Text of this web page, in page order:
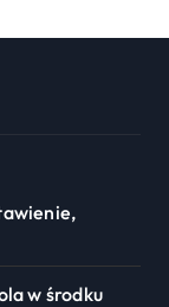
w środku